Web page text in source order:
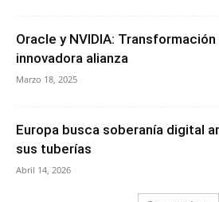
Oracle y NVIDIA:
innovadora alianza
Marzo 18, 2025
Europa busca soberanía digital
sus tuberías
Abril 14, 2026